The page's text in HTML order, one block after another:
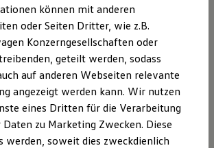
Shop
Kollektion
Kollektion
Kollektion
Kollektion
Kollektion
Drop
football
Cross erfahren
können mit anderen
oder Seiten Dritter, wie z.B.
Konzerngesellschaften oder
geteilt werden, sodass
auf anderen Webseiten relevante
angezeigt werden kann. Wir nutzen
eines Dritten für die Verarbeitung
Daten zu Marketing Zwecken. Diese
werden, soweit dies zweckdienlich